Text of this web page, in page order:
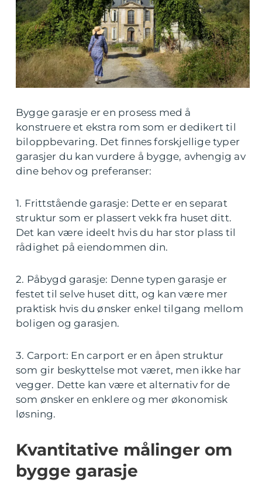
Bygge garasje er en prosess med å
konstruere et ekstra rom som er dedikert til
biloppbevaring. Det finnes forskjellige typer
garasjer du kan vurdere å bygge, avhengig av
dine behov og preferanser:
1. Frittstående garasje: Dette er en separat
struktur som er plassert vekk fra huset ditt.
Det kan være ideelt hvis du har stor plass til
rådighet på eiendommen din.
2. Påbygd garasje: Denne typen garasje er
festet til selve huset ditt, og kan være mer
praktisk hvis du ønsker enkel tilgang mellom
boligen og garasjen.
3. Carport: En carport er en åpen struktur
som gir beskyttelse mot været, men ikke har
vegger. Dette kan være et alternativ for de
som ønsker en enklere og mer økonomisk
løsning.
Kvantitative målinger om
bygge garasje